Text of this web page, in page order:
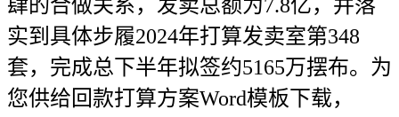
肆的合做关系，发卖总额为7.8亿，并落
实到具体步履2024年打算发卖室第348
套，完成总下半年拟签约5165万摆布。为
您供给回款打算方案Word模板下载，